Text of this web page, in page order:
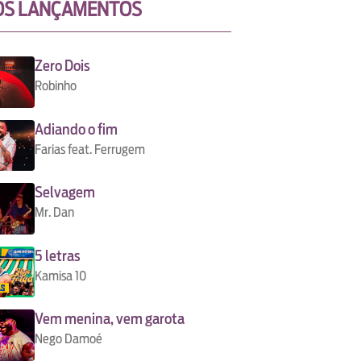
LANÇAMENTOS
Zero Dois
Robinho
Adiando o fim
Farias feat. Ferrugem
Selvagem
Mr. Dan
5 letras
Kamisa 10
Vem menina, vem garota
Nego Damoé